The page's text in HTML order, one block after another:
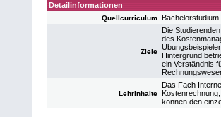
Detailinformationen
Quellcurriculum
Ziele
Die
des
Hintergrund
ein Verständnis
Lehrinhalte
Das Fach
können den